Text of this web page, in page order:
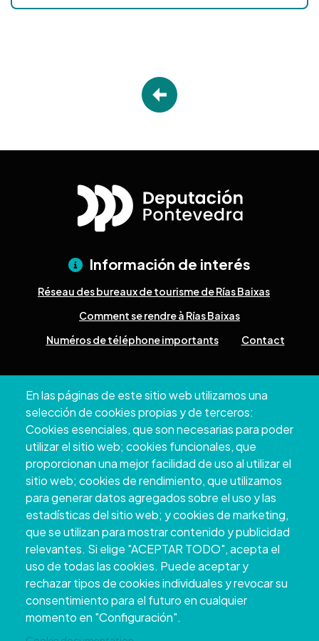
En las páginas de este sitio web utilizamos una
selección de cookies propias y de terceros:
Cookies esenciales, que son necesarias para poder
utilizar el sitio web; cookies funcionales, que
proporcionan una mejor facilidad de uso al utilizar el
sitio web; cookies de rendimiento, que utilizamos
para generar datos agregados sobre el uso y las
estadísticas del sitio web; y cookies de marketing,
que se utilizan para mostrar contenido y publicidad
relevantes. Si elige "ACEPTAR TODO", acepta el
uso de todas las cookies. Puede aceptar y
rechazar tipos de cookies individuales y revocar su
consentimiento para el futuro en cualquier
momento en "Configuración".
Información de interés
Réseau des bureaux de tourisme de Rías Baixas
Comment se rendre à Rías Baixas
Numéros de téléphone importants
Contact
Pontevedra
+34 986 804 100 | +34 986 804 124
Copyright © 2026. Conseil provincial de
Pontevedra.
Tous droits réservés